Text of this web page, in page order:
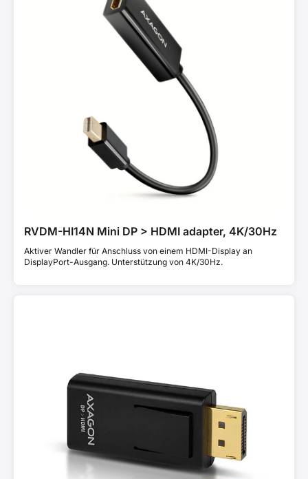
RVDM-HI14N Mini DP > HDMI adapter, 4K/30Hz
Aktiver Wandler für Anschluss von einem HDMI-Display an
DisplayPort-Ausgang. Unterstützung von 4K/30Hz.